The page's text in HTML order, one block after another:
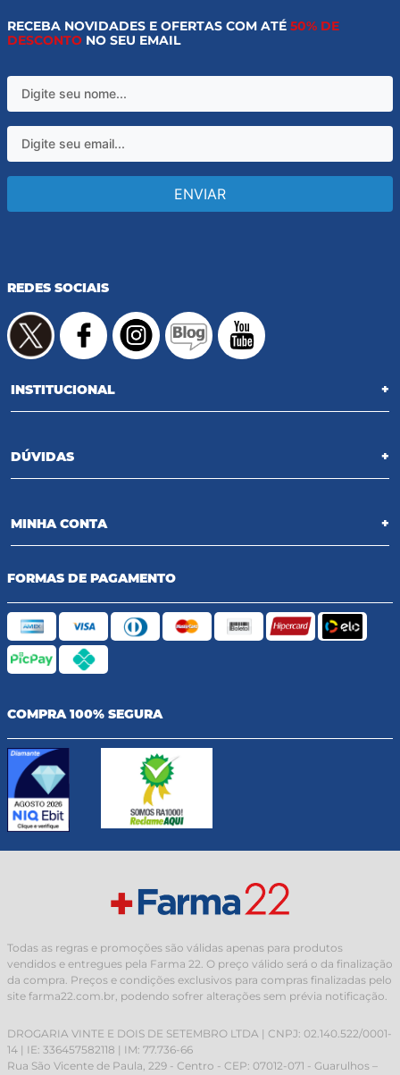
RECEBA NOVIDADES E OFERTAS COM ATÉ 50% DE
DESCONTO NO SEU EMAIL
ENVIAR
REDES SOCIAIS
INSTITUCIONAL +
DÚVIDAS +
MINHA CONTA +
FORMAS DE PAGAMENTO
COMPRA 100% SEGURA
Todas as regras e promoções são válidas apenas para produtos
vendidos e entregues pela Farma 22. O preço válido será o da finalização
da compra. Preços e condições exclusivos para compras finalizadas pelo
site farma22.com.br, podendo sofrer alterações sem prévia notificação.
DROGARIA VINTE E DOIS DE SETEMBRO LTDA | CNPJ: 02.140.522/0001-
14 | IE: 336457582118 | IM: 77.736-66
Rua São Vicente de Paula, 229 - Centro - CEP: 07012-071 - Guarulhos –